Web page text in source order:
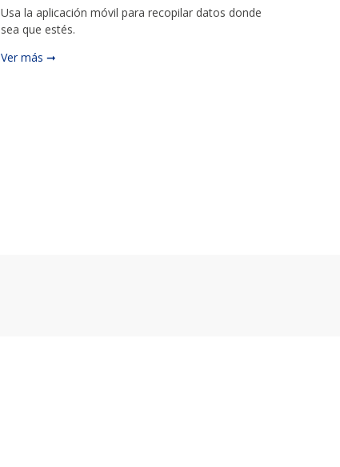
Usa la aplicación móvil para recopilar datos donde
sea que estés.
Ver más ➞